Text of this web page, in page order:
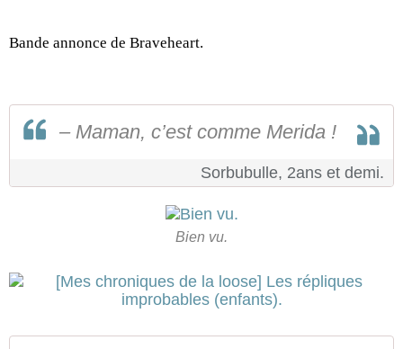
Bande annonce de Braveheart.
– Maman, c’est comme Merida !
Sorbubulle, 2ans et demi.
Bien vu.